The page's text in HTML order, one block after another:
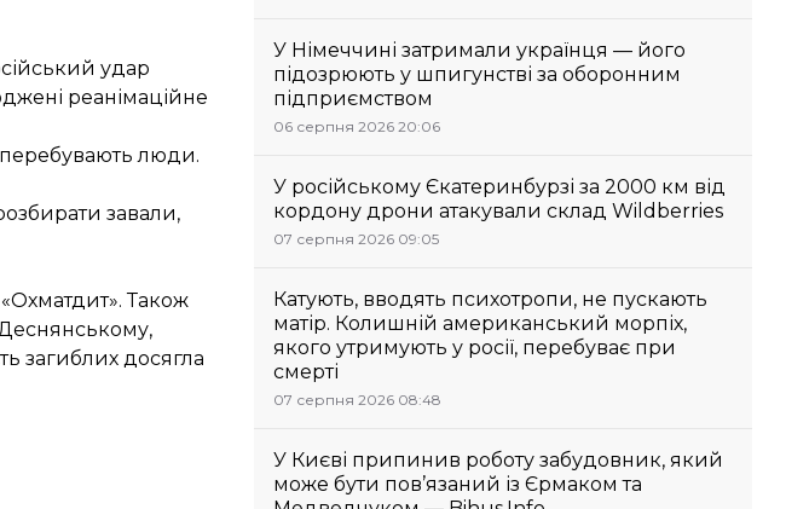
удар
реанімаційне
перебувають люди.
завали,
Також
загиблих досягла
У Німеччині затримали українця — його
підозрюють у шпигунстві за оборонним
підприємством
06 серпня 2026 20:06
У російському Єкатеринбурзі за 2000 км від
кордону дрони атакували склад Wildberries
07 серпня 2026 09:05
Катують, вводять психотропи, не пускають
матір. Колишній американський морпіх,
якого утримують у росії, перебуває при
смерті
07 серпня 2026 08:48
У Києві припинив роботу забудовник, який
може бути пов’язаний із Єрмаком та